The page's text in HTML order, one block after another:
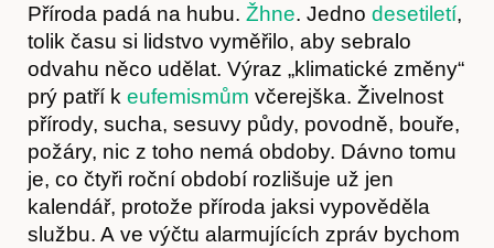
Příroda padá na hubu. Žhne. Jedno desetiletí,
tolik času si lidstvo vyměřilo, aby sebralo
odvahu něco udělat. Výraz „klimatické změny“
prý patří k eufemismům včerejška. Živelnost
přírody, sucha, sesuvy půdy, povodně, bouře,
požáry, nic z toho nemá obdoby. Dávno tomu
je, co čtyři roční období rozlišuje už jen
kalendář, protože příroda jaksi vypověděla
službu. A ve výčtu alarmujících zpráv bychom